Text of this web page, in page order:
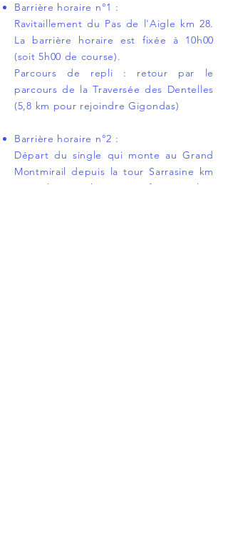
Barrière horaire n°1 :
Ravitaillement du Pas de l'Aigle km 28.
La barrière horaire est fixée à 10h00
(soit 5h00 de course).
Parcours de repli : retour par le
parcours de la Traversée des Dentelles
(5,8 km pour rejoindre Gigondas)
Barrière horaire n°2 :
Départ du single qui monte au Grand
Montmirail depuis la tour Sarrasine km
37. La barrière horaire est fixée à 12h00